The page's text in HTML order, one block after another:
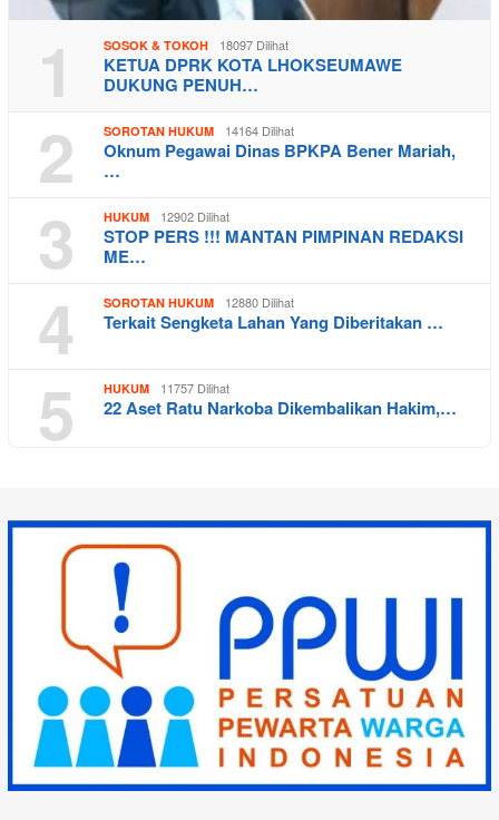
1 SOSOK & TOKOH 18097 Dilihat
KETUA DPRK KOTA LHOKSEUMAWE
DUKUNG PENUH…
2 SOROTAN HUKUM 14164 Dilihat
Oknum Pegawai Dinas BPKPA Bener Mariah,
…
3 HUKUM 12902 Dilihat
STOP PERS !!! MANTAN PIMPINAN REDAKSI
ME…
4 SOROTAN HUKUM 12880 Dilihat
Terkait Sengketa Lahan Yang Diberitakan …
5 HUKUM 11757 Dilihat
22 Aset Ratu Narkoba Dikembalikan Hakim,…